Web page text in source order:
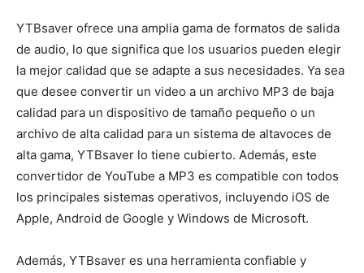
YTBsaver ofrece una amplia gama de formatos de salida
de audio, lo que significa que los usuarios pueden elegir
la mejor calidad que se adapte a sus necesidades. Ya sea
que desee convertir un video a un archivo MP3 de baja
calidad para un dispositivo de tamaño pequeño o un
archivo de alta calidad para un sistema de altavoces de
alta gama, YTBsaver lo tiene cubierto. Además, este
convertidor de YouTube a MP3 es compatible con todos
los principales sistemas operativos, incluyendo iOS de
Apple, Android de Google y Windows de Microsoft.
Además, YTBsaver es una herramienta confiable y